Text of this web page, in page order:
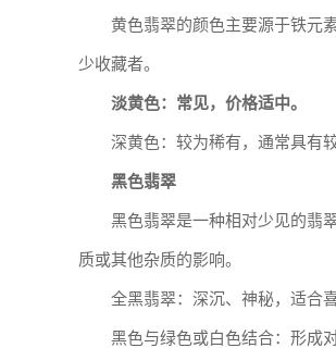
黄色翡翠的颜色主要源于铁元
少收藏者。
淡黄色：常见，价格适中。
深黄色：较为稀有，通常具有
黑色翡翠
黑色翡翠是一种相对少见的翡
质或其他杂质的影响。
全黑翡翠：深沉、神秘，适合
黑色与绿色或白色结合：形成